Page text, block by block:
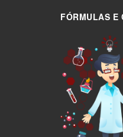
FÓRMULAS E